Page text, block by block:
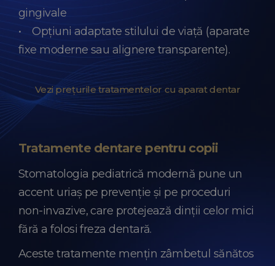
gingivale
• Opțiuni adaptate stilului de viață (aparate
fixe moderne sau alignere transparente).
Vezi prețurile tratamentelor cu aparat dentar
Tratamente dentare pentru copii
Stomatologia pediatrică modernă pune un
accent uriaș pe prevenție și pe proceduri
non-invazive, care protejează dinții celor mici
fără a folosi freza dentară.
Aceste tratamente mențin zâmbetul sănătos